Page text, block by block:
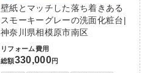
壁紙とマッチした落ち着きある
スモーキーグレーの洗面化粧台|
神奈川県相模原市南区
リフォーム費用
総額330,000円